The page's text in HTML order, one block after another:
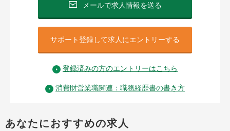
メールで求人情報を送る
サポート登録して求人にエントリーする
登録済みの方のエントリーはこちら
消費財営業職関連：職務経歴書の書き方
あなたにおすすめの求人